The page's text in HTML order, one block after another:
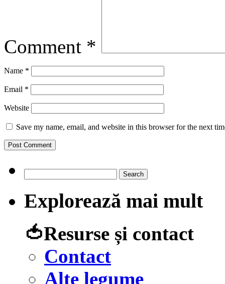
Comment *
Name *
Email *
Website
Save my name, email, and website in this browser for the next
for:
Explorează mai mult
🍅Resurse și contact
Contact
Alte legume